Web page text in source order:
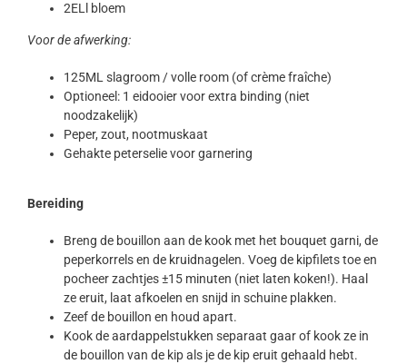
2ELl bloem
Voor de afwerking:
125ML slagroom / volle room (of crème fraîche)
Optioneel: 1 eidooier voor extra binding (niet
noodzakelijk)
Peper, zout, nootmuskaat
Gehakte peterselie voor garnering
Bereiding
Breng de bouillon aan de kook met het bouquet garni, de
peperkorrels en de kruidnagelen. Voeg de kipfilets toe en
pocheer zachtjes ±15 minuten (niet laten koken!). Haal
ze eruit, laat afkoelen en snijd in schuine plakken.
Zeef de bouillon en houd apart.
Kook de aardappelstukken separaat gaar of kook ze in
de bouillon van de kip als je de kip eruit gehaald hebt.